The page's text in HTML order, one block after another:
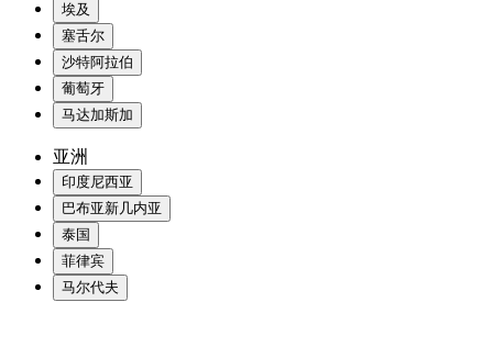
埃及
塞舌尔
沙特阿拉伯
葡萄牙
马达加斯加
亚洲
印度尼西亚
巴布亚新几内亚
泰国
菲律宾
马尔代夫